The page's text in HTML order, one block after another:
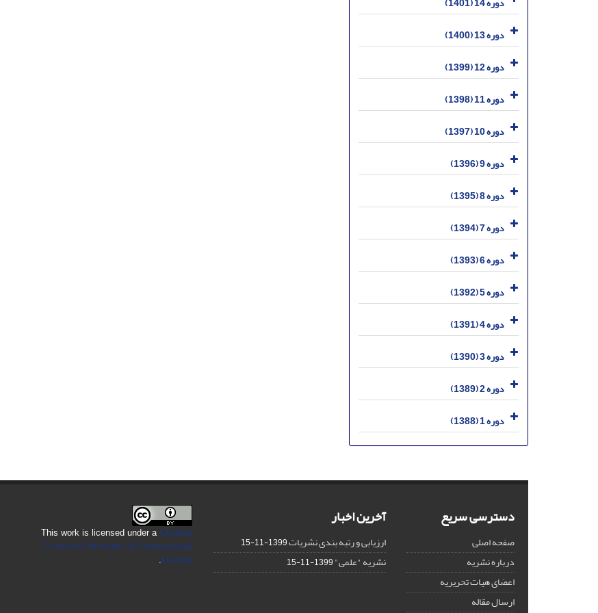
دوره 13 (1400)
دوره 12 (1399)
دوره 11 (1398)
دوره 10 (1397)
دوره 9 (1396)
دوره 8 (1395)
دوره 7 (1394)
دوره 6 (1393)
دوره 5 (1392)
دوره 4 (1391)
دوره 3 (1390)
دوره 2 (1389)
دوره 1 (1388)
دسترسی سریع
صفحه اصلی
درباره نشریه
اعضای هیات تحریریه
ارسال مقاله
آخرین اخبار
ارزیابی و رتبه بندی نشریات1399-11-15
نشریه "علمی"1399-11-15
This work is licensed under aCreative
Commons Attribution 4.0 International
License
.